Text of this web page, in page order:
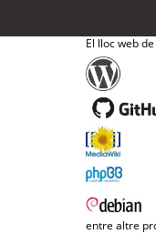
El lloc web
entre altre